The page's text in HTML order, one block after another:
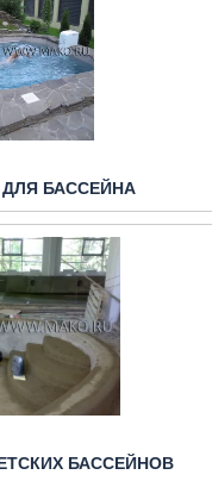
БАССЕЙНА
БАССЕЙНОВ